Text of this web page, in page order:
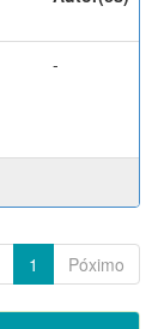
-
1 Póximo